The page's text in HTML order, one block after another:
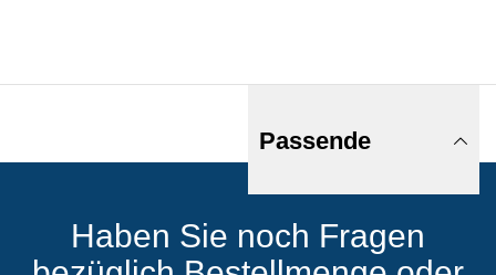
Passende
Produkte
Haben Sie noch Fragen